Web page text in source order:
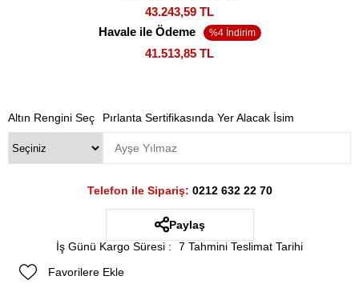
43.243,59 TL
Havale ile Ödeme
41.513,85 TL
Altın Rengini Seç Pırlanta Sertifikasında Yer Alacak İsim
Telefon ile Sipariş: 0212 632 22 70
Paylaş
İş Günü Kargo Süresi :
7 Tahmini Teslimat Tarihi
Favorilere Ekle